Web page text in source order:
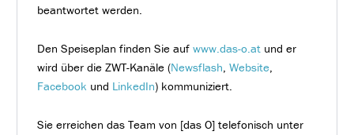
beantwortet werden.
Den Speiseplan finden Sie auf www.das-o.at und er
wird über die ZWT-Kanäle (Newsflash, Website,
Facebook und LinkedIn) kommuniziert.
Sie erreichen das Team von [das O] telefonisch unter